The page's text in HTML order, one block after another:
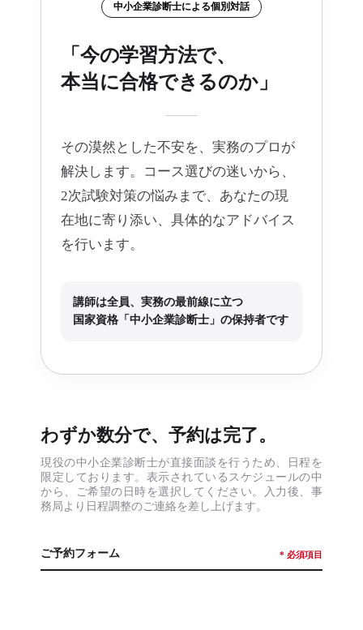
中小企業診断士による個別対話
「今の学習方法で、
本当に合格できるのか」
その漠然とした不安を、実務のプロが
解決します。コース選びの迷いから、
2次試験対策の悩みまで、あなたの現
在地に寄り添い、具体的なアドバイス
を行います。
講師は全員、実務の最前線に立つ
国家資格「中小企業診断士」の保持者です
わずか数分で、予約は完了。
現役の中小企業診断士が直接面談を行うため、日程を
限定しております。表示されているスケジュールの中
から、ご希望の日時を選択してください。入力後、事
務局より日程調整のご連絡を差し上げます。
ご予約フォーム * 必須項目